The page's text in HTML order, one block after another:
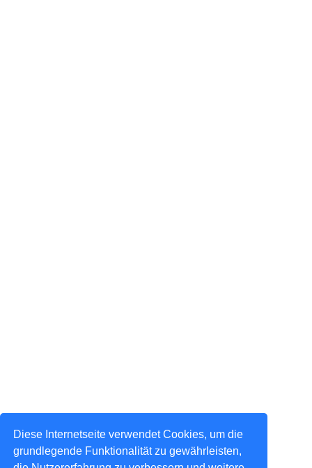
Diese Internetseite verwendet Cookies, um die
grundlegende Funktionalität zu gewährleisten,